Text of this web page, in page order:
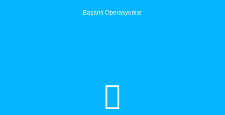
Başarılı Operasyonlar